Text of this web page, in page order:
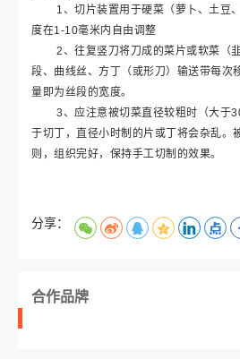
1、切片装置用于硬菜（萝卜、土豆
度在1-10毫米内自由调整
2、往复竖刀将刀成的菜片或软菜（
段、曲线丝、方丁（或形刀）输送带每次
量即为丝段的宽度。
3、应注意被切菜直径较粗时（大于
于切丁，直径小时制的片或丁将会杂乱。
则，组织完好，保持手工切制的效果。
分享：
合作品牌